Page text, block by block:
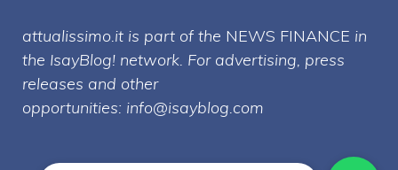
attualissimo.it is part of the NEWS FINANCE in
the IsayBlog! network. For advertising, press
releases and other
opportunities: info@isayblog.com